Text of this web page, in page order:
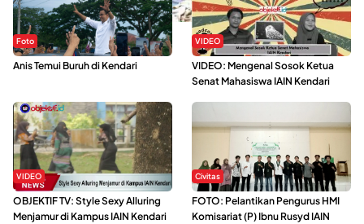
Foto
Anis Temui Buruh di Kendari
VIDEO
VIDEO: Mengenal Sosok Ketua
Senat Mahasiswa IAIN Kendari
VIDEO
OBJEKTIF TV: Style Sexy Alluring
Menjamur di Kampus IAIN Kendari
Civitas
FOTO: Pelantikan Pengurus HMI
Komisariat (P) Ibnu Rusyd IAIN